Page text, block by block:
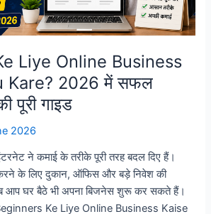
Liye Online Business
Kare? 2026 में सफल
गाइड
2026
ने कमाई के तरीके पूरी तरह बदल दिए हैं।
के लिए दुकान, ऑफिस और बड़े निवेश की
आप घर बैठे भी अपना बिजनेस शुरू कर सकते हैं।
Ke Liye Online Business Kaise